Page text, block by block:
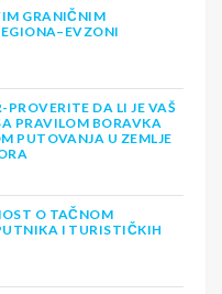
GRANIČNIM
PROVERITE DA LI JE VAŠ
PRAVILOM BORAVKA
PUTOVANJA U ZEMLJE
O TAČNOM
I TURISTIČKIH